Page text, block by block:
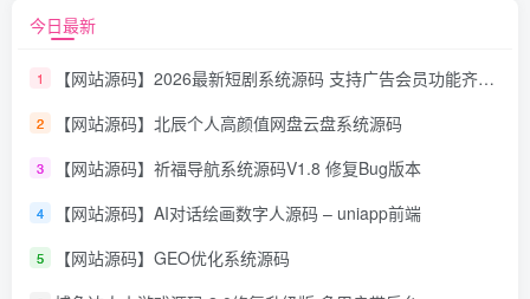
今日最新
1 【网站源码】2026最新短剧系统源码 支持广告会员功能齐全短剧源码
2 【网站源码】北辰个人高颜值网盘云盘系统源码
3 【网站源码】祈福导航系统源码V1.8 修复Bug版本
4 【网站源码】AI对话绘画数字人源码 – uniapp前端
5 【网站源码】GEO优化系统源码